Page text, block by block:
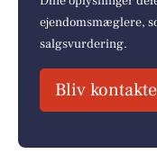
ejendomsmæglere,
salgsvurdering.
Bliv